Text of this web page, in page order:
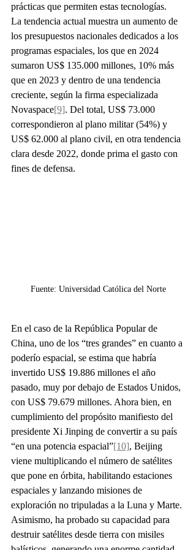
prácticas que permiten estas tecnologías.
La tendencia actual muestra un aumento de
los presupuestos nacionales dedicados a los
programas espaciales, los que en 2024
sumaron US$ 135.000 millones, 10% más
que en 2023 y dentro de una tendencia
creciente, según la firma especializada
Novaspace[9]. Del total, US$ 73.000
correspondieron al plano militar (54%) y
US$ 62.000 al plano civil, en otra tendencia
clara desde 2022, donde prima el gasto con
fines de defensa.
Fuente: Universidad Católica del Norte
En el caso de la República Popular de
China, uno de los “tres grandes” en cuanto a
poderío espacial, se estima que habría
invertido US$ 19.886 millones el año
pasado, muy por debajo de Estados Unidos,
con US$ 79.679 millones. Ahora bien, en
cumplimiento del propósito manifiesto del
presidente Xi Jinping de convertir a su país
“en una potencia espacial”[10], Beijing
viene multiplicando el número de satélites
que pone en órbita, habilitando estaciones
espaciales y lanzando misiones de
exploración no tripuladas a la Luna y Marte.
Asimismo, ha probado su capacidad para
destruir satélites desde tierra con misiles